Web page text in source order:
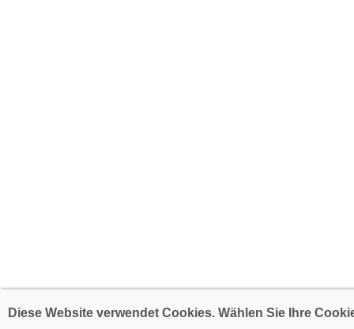
Diese Website verwendet Cookies. Wählen Sie Ihre